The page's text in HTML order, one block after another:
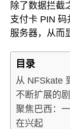
除了数据拦截
支付卡 PIN
服务器，从而
目录
从 NFSkate
不断扩展的
聚焦巴西：
在兴起